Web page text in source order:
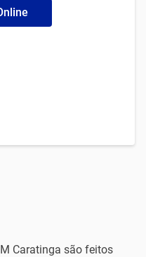
Caratinga são feitos